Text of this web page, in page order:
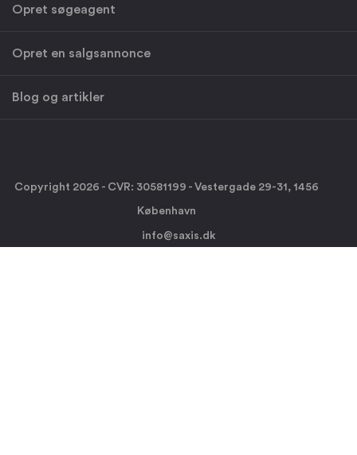
Opret søgeagent
Opret en salgsannonce
Blog og artikler
Copyright 2026 - CVR: 30581199 - Vestergade 29-31, 1456
København
info@saxis.dk